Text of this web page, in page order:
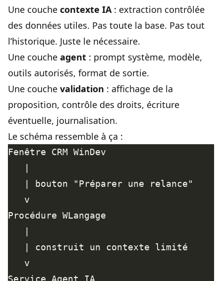
Une couche contexte IA: extraction contrôlée
des données utiles. Pas toute la base. Pas tout
l’historique. Juste le nécessaire.
Une couche agent : prompt système, modèle,
outils autorisés, format de sortie.
Une couche validation : affichage de la
proposition, contrôle des droits, écriture
éventuelle, journalisation.
Le schéma ressemble à ça :